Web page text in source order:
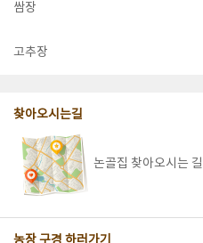
쌈장
고추장
찾아오시는길
논골집 찾아오시는 길